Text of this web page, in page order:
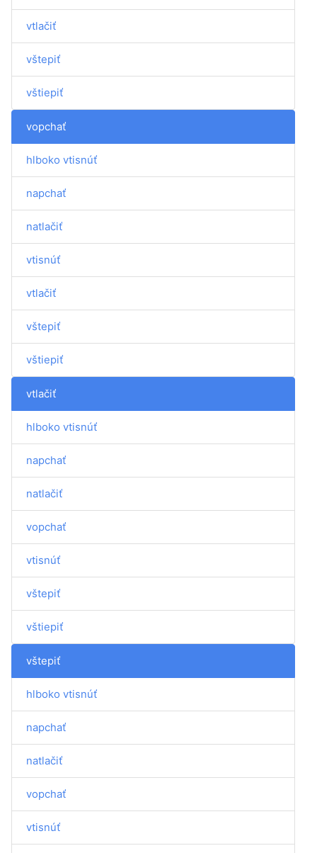
vtlačiť
vštepiť
vštiepiť
vopchať
hlboko vtisnúť
napchať
natlačiť
vtisnúť
vtlačiť
vštepiť
vštiepiť
vtlačiť
hlboko vtisnúť
napchať
natlačiť
vopchať
vtisnúť
vštepiť
vštiepiť
vštepiť
hlboko vtisnúť
napchať
natlačiť
vopchať
vtisnúť